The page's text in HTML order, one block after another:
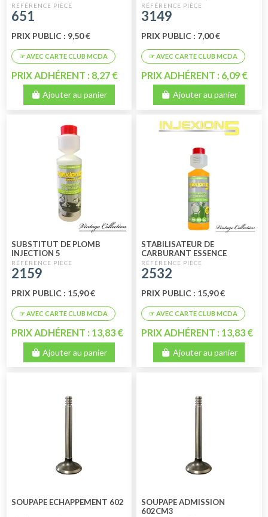
651
PRIX PUBLIC : 9,50 €
PRIX ADHÉRENT : 8,27 €
Ajouter au panier
3149
PRIX PUBLIC : 7,00 €
PRIX ADHÉRENT : 6,09 €
Ajouter au panier
SUBSTITUT DE PLOMB
INJECTION 5
2159
PRIX PUBLIC : 15,90 €
PRIX ADHÉRENT : 13,83 €
Ajouter au panier
STABILISATEUR DE
CARBURANT ESSENCE
INJECTION 5
2532
PRIX PUBLIC : 15,90 €
PRIX ADHÉRENT : 13,83 €
Ajouter au panier
SOUPAPE ECHAPPEMENT 602
SOUPAPE ADMISSION
602CM3